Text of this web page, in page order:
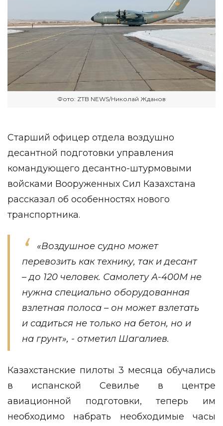
Фото: ZTB NEWS/Николай Жданов
Старший офицер отдела воздушно
десантной подготовки управления
командующего десантно-штурмовыми
войсками Вооруженных Сил Казахстана
рассказал об особенностях нового
транспортника.
«Воздушное судно может
перевозить как технику, так и десант
– до 120 человек. Самолету А-400М не
нужна специально оборудованная
взлетная полоса – он может взлетать
и садиться не только на бетон, но и
на грунт», - отметил Шагалиев.
Казахстанские пилоты 3 месяца обучались
в испанской Севилье в центре
авиационной подготовки, теперь им
необходимо набрать необходимые часы